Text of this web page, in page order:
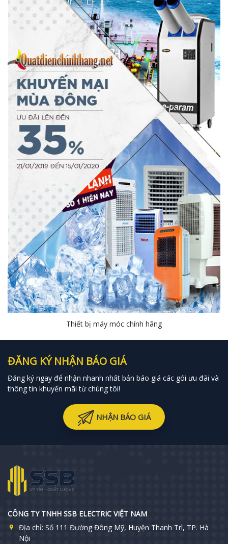
Thiết bị máy móc chính hãng
ĐĂNG KÝ NHẬN BÁO GIÁ
Đăng ký ngay để nhận nhanh nhất bản báo giá các gói ưu đãi và
thông tin khuyến mãi từ chúng tôi!
NHẬN BÁO GIÁ
CÔNG TY TNHH SSB ELECTRIC VIỆT NAM
Địa chỉ: Số 111 Đường Đông Mỹ, Huyện Thanh Trì, TP. Hà
Nội